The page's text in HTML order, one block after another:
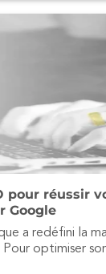
pour réussir
Google
a redéfini la
Pour optimiser